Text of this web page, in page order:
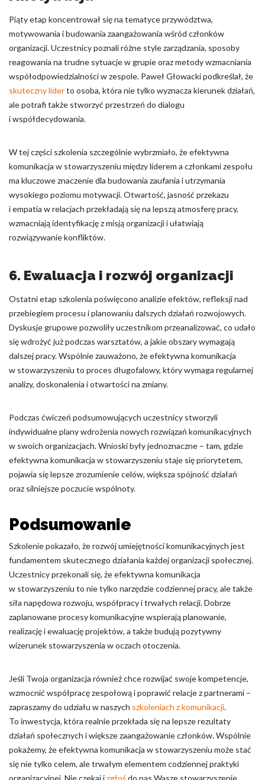
Piąty etap koncentrował się na tematyce przywództwa,
motywowania i budowania zaangażowania wśród członków
organizacji. Uczestnicy poznali różne style zarządzania, sposoby
reagowania na trudne sytuacje w grupie oraz metody wzmacniania
współodpowiedzialności w zespole. Paweł Głowacki podkreślał, że
skuteczny liderto osoba, która nie tylko wyznacza kierunek działań,
ale potrafi także stworzyć przestrzeń do dialogu
i współdecydowania.
W tej części szkolenia szczególnie wybrzmiało, że efektywna
komunikacja w stowarzyszeniu między liderem a członkami zespołu
ma kluczowe znaczenie dla budowania zaufania i utrzymania
wysokiego poziomu motywacji. Otwartość, jasność przekazu
i empatia w relacjach przekładają się na lepszą atmosferę pracy,
wzmacniają identyfikację z misją organizacji i ułatwiają
rozwiązywanie konfliktów.
6. Ewaluacja i rozwój organizacji
Ostatni etap szkolenia poświęcono analizie efektów, refleksji nad
przebiegiem procesu i planowaniu dalszych działań rozwojowych.
Dyskusje grupowe pozwoliły uczestnikom przeanalizować, co udało
się wdrożyć już podczas warsztatów, a jakie obszary wymagają
dalszej pracy. Wspólnie zauważono, że efektywna komunikacja
w stowarzyszeniu to proces długofalowy, który wymaga regularnej
analizy, doskonalenia i otwartości na zmiany.
Podczas ćwiczeń podsumowujących uczestnicy stworzyli
indywidualne plany wdrożenia nowych rozwiązań komunikacyjnych
w swoich organizacjach. Wnioski były jednoznaczne – tam, gdzie
efektywna komunikacja w stowarzyszeniu staje się priorytetem,
pojawia się lepsze zrozumienie celów, większa spójność działań
oraz silniejsze poczucie wspólnoty.
Podsumowanie
Szkolenie pokazało, że rozwój umiejętności komunikacyjnych jest
fundamentem skutecznego działania każdej organizacji społecznej.
Uczestnicy przekonali się, że efektywna komunikacja
w stowarzyszeniu to nie tylko narzędzie codziennej pracy, ale także
siła napędowa rozwoju, współpracy i trwałych relacji. Dobrze
zaplanowane procesy komunikacyjne wspierają planowanie,
realizację i ewaluację projektów, a także budują pozytywny
wizerunek stowarzyszenia w oczach otoczenia.
Jeśli Twoja organizacja również chce rozwijać swoje kompetencje,
wzmocnić współpracę zespołową i poprawić relacje z partnerami –
zapraszamy do udziału w naszych szkoleniach z komunikacji.
To inwestycja, która realnie przekłada się na lepsze rezultaty
działań społecznych i większe zaangażowanie członków. Wspólnie
pokażemy, że efektywna komunikacja w stowarzyszeniu może stać
się nie tylko celem, ale trwałym elementem codziennej praktyki
organizacyjnej. Nie czekaj izgłośdo nas Wasze stowarzyszenie